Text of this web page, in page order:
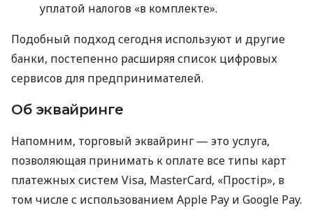
уплатой налогов «в комплекте».
Подобный подход сегодня используют и другие
банки, постепенно расширяя список цифровых
сервисов для предпринимателей.
Об эквайринге
Напомним, торговый эквайринг — это услуга,
позволяющая принимать к оплате все типы карт
платежных систем Visa, MasterCard, «Простір», в
том числе с использованием Apple Pay и Google Pay.